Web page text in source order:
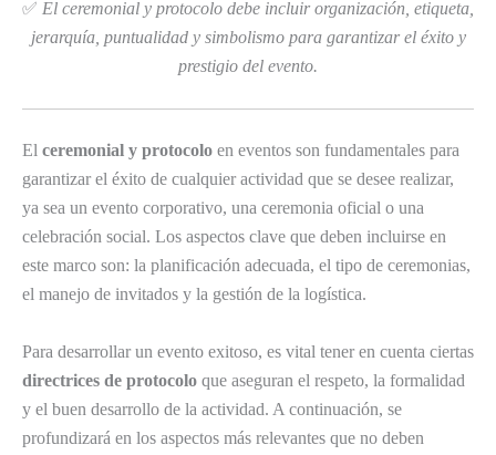
✅ El ceremonial y protocolo debe incluir organización, etiqueta,
jerarquía, puntualidad y simbolismo para garantizar el éxito y
prestigio del evento.
El ceremonial y protocolo en eventos son fundamentales para
garantizar el éxito de cualquier actividad que se desee realizar,
ya sea un evento corporativo, una ceremonia oficial o una
celebración social. Los aspectos clave que deben incluirse en
este marco son: la planificación adecuada, el tipo de ceremonias,
el manejo de invitados y la gestión de la logística.
Para desarrollar un evento exitoso, es vital tener en cuenta ciertas
directrices de protocolo que aseguran el respeto, la formalidad
y el buen desarrollo de la actividad. A continuación, se
profundizará en los aspectos más relevantes que no deben